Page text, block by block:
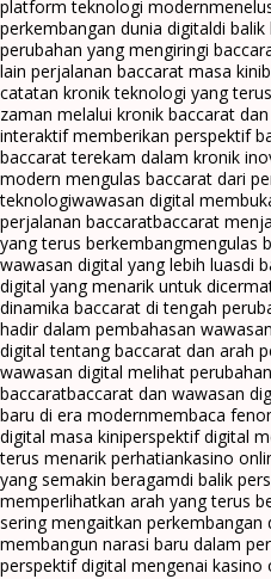
platform teknologi modern
perkembangan dunia digitaldi
perubahan yang mengiringi
lain perjalanan baccarat masa kini
catatan kronik teknologi yang
zaman melalui kronik baccarat
interaktif memberikan perspektif
baccarat terekam dalam kronik
modern mengulas baccarat dari
teknologiwawasan digital
perjalanan baccaratbaccarat
yang terus berkembangmengulas
wawasan digital yang lebih luasdi
digital yang menarik untuk
dinamika baccarat di tengah
hadir dalam pembahasan
digital tentang baccarat dan arah
wawasan digital melihat
baccaratbaccarat dan wawasan
baru di era modernmembaca
digital masa kiniperspektif digital
terus menarik perhatiankasino
yang semakin beragamdi balik
memperlihatkan arah yang terus
sering mengaitkan perkembangan
membangun narasi baru dalam
perspektif digital mengenai kasino